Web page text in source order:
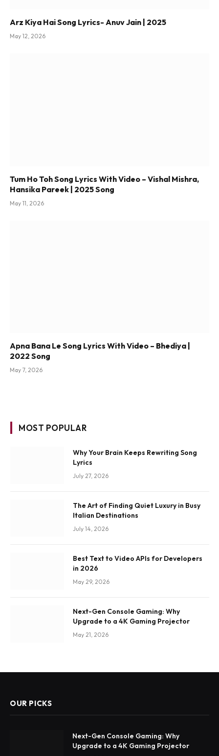
Arz Kiya Hai Song Lyrics- Anuv Jain | 2025
May 12, 2026
Tum Ho Toh Song Lyrics With Video – Vishal Mishra,
Hansika Pareek | 2025 Song
May 11, 2026
Apna Bana Le Song Lyrics With Video – Bhediya |
2022 Song
May 7, 2026
MOST POPULAR
Why Your Brain Keeps Rewriting Song
Lyrics
July 27, 2026
The Art of Finding Quiet Luxury in Busy
Italian Destinations
July 14, 2026
Best Text to Video APIs for Developers
in 2026
May 29, 2026
Next-Gen Console Gaming: Why
Upgrade to a 4K Gaming Projector
May 21, 2026
OUR PICKS
Next-Gen Console Gaming: Why
Upgrade to a 4K Gaming Projector